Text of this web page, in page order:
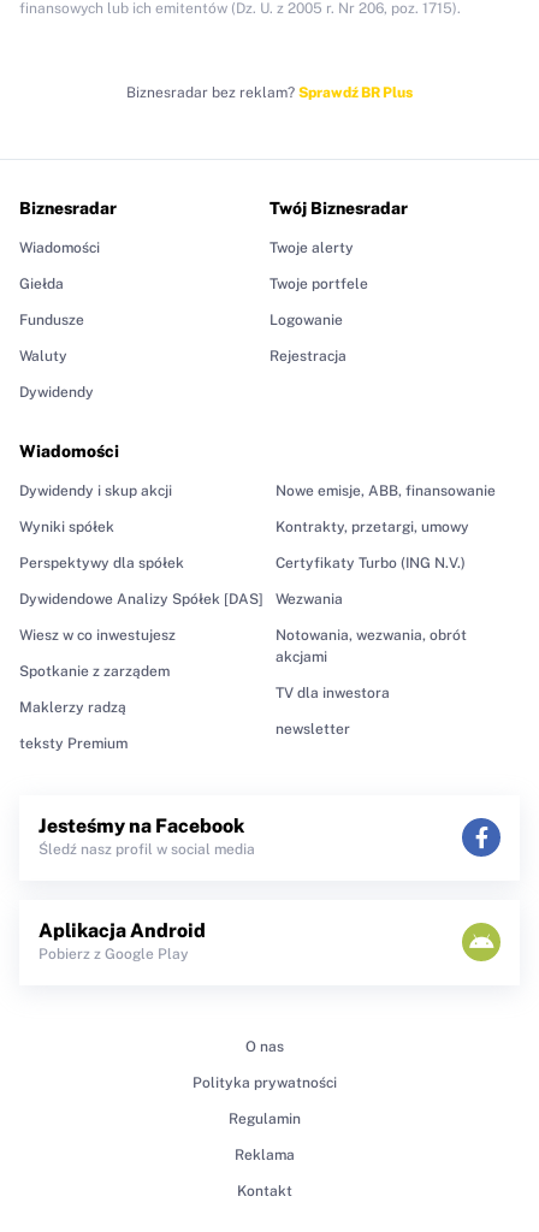
finansowych lub ich emitentów (Dz. U. z 2005 r. Nr 206, poz. 1715).
Biznesradar bez reklam? Sprawdź BR Plus
Biznesradar
Wiadomości
Giełda
Fundusze
Waluty
Dywidendy
Wiadomości
Dywidendy i skup akcji
Wyniki spółek
Perspektywy dla spółek
Dywidendowe Analizy Spółek [DAS]
Wiesz w co inwestujesz
Spotkanie z zarządem
Maklerzy radzą
teksty Premium
Nowe emisje, ABB, finansowanie
Kontrakty, przetargi, umowy
Certyfikaty Turbo (ING N.V.)
Wezwania
Notowania, wezwania, obrót
akcjami
TV dla inwestora
newsletter
Twój Biznesradar
Twoje alerty
Twoje portfele
Logowanie
Rejestracja
Jesteśmy na Facebook
Śledź nasz profil w social media
Aplikacja Android
Pobierz z Google Play
O nas
Polityka prywatności
Regulamin
Reklama
Kontakt